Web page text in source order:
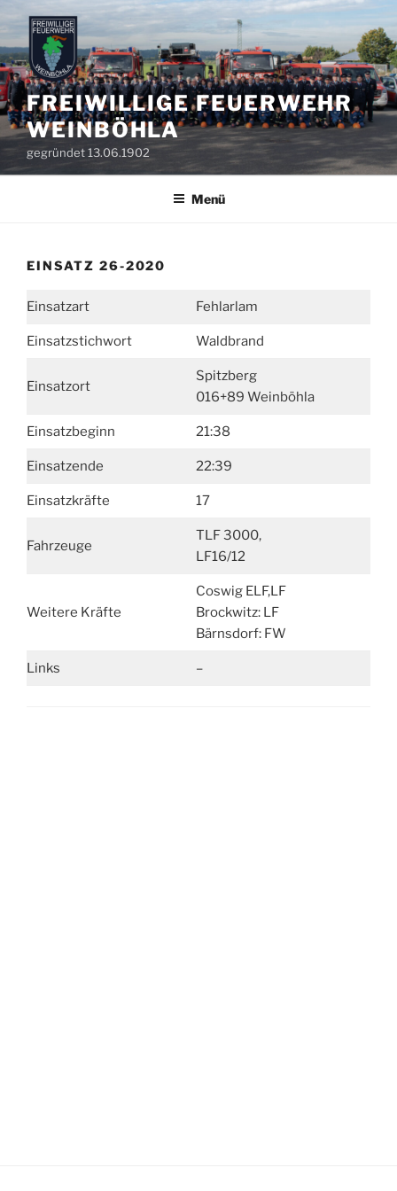
Inhalt
springen
FREIWILLIGE FEUERWEHR
WEINBÖHLA
gegründet 13.06.1902
Menü
EINSATZ 26-2020
Einsatzart Fehlarlam
Einsatzstichwort Waldbrand
Einsatzort
Spitzberg
016+89 Weinböhla
Einsatzbeginn 21:38
Einsatzende 22:39
Einsatzkräfte 17
Fahrzeuge
TLF 3000,
LF16/12
Weitere Kräfte
Coswig ELF,LF
Brockwitz: LF
Bärnsdorf: FW
Links –